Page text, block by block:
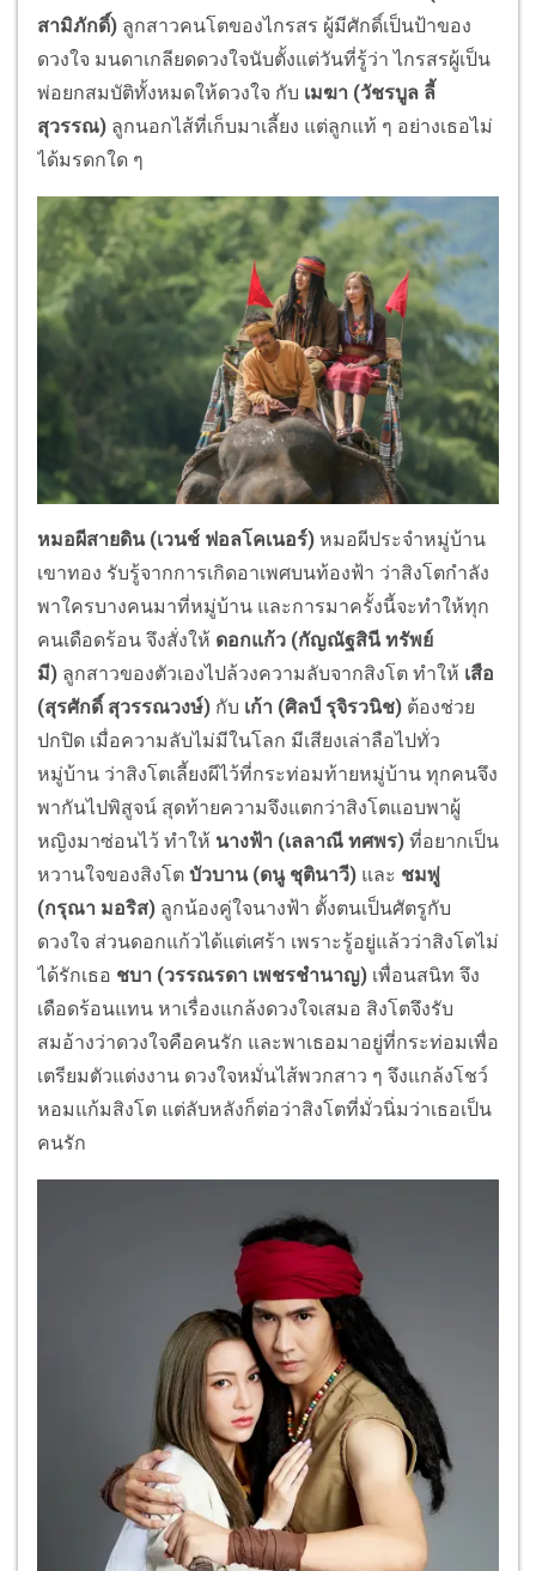
สามิภักดิ์) ลูกสาวคนโตของไกรสร ผู้มีศักดิ์เป็นป้าของ
ดวงใจ มนดาเกลียดดวงใจนับตั้งแต่วันที่รู้ว่า ไกรสรผู้เป็น
พ่อยกสมบัติทั้งหมดให้ดวงใจ กับ เมฆา (วัชรบูล ลี้
สุวรรณ) ลูกนอกไส้ที่เก็บมาเลี้ยง แต่ลูกแท้ ๆ อย่างเธอไม่
ได้มรดกใด ๆ
หมอผีสายดิน (เวนช์ ฟอลโคเนอร์) หมอผีประจำหมู่บ้าน
เขาทอง รับรู้จากการเกิดอาเพศบนท้องฟ้า ว่าสิงโตกำลัง
พาใครบางคนมาที่หมู่บ้าน และการมาครั้งนี้จะทำให้ทุก
คนเดือดร้อน จึงสั่งให้ ดอกแก้ว (กัญณัฐสินี ทรัพย์
มี) ลูกสาวของตัวเองไปล้วงความลับจากสิงโต ทำให้ เสือ
(สุรศักดิ์ สุวรรณวงษ์) กับ เก้า (ศิลป์ รุจิรวนิช) ต้องช่วย
ปกปิด เมื่อความลับไม่มีในโลก มีเสียงเล่าลือไปทั่ว
หมู่บ้าน ว่าสิงโตเลี้ยงผีไว้ที่กระท่อมท้ายหมู่บ้าน ทุกคนจึง
พากันไปพิสูจน์ สุดท้ายความจึงแตกว่าสิงโตแอบพาผู้
หญิงมาซ่อนไว้ ทำให้ นางฟ้า (เลลาณี ทศพร) ที่อยากเป็น
หวานใจของสิงโต บัวบาน (ดนู ชุตินาวี) และ ชมพู่
(กรุณา มอริส) ลูกน้องคู่ใจนางฟ้า ตั้งตนเป็นศัตรูกับ
ดวงใจ ส่วนดอกแก้วได้แต่เศร้า เพราะรู้อยู่แล้วว่าสิงโตไม่
ได้รักเธอ ชบา (วรรณรดา เพชรชำนาญ) เพื่อนสนิท จึง
เดือดร้อนแทน หาเรื่องแกล้งดวงใจเสมอ สิงโตจึงรับ
สมอ้างว่าดวงใจคือคนรัก และพาเธอมาอยู่ที่กระท่อมเพื่อ
เตรียมตัวแต่งงาน ดวงใจหมั่นไส้พวกสาว ๆ จึงแกล้งโชว์
หอมแก้มสิงโต แต่ลับหลังก็ต่อว่าสิงโตที่มั่วนิ่มว่าเธอเป็น
คนรัก